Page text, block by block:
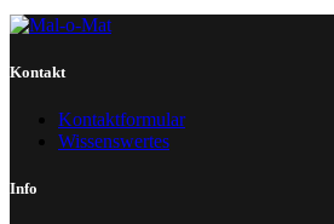
Kontakt
Kontaktformular
Wissenswertes
Info